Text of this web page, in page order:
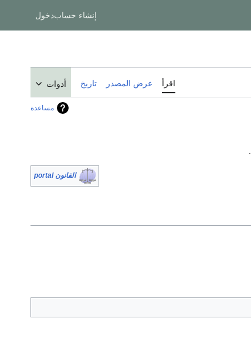
إنشاء حسابدخول
اقرأ عرض المصدر تاريخ أدوات
مساعدة
القانون portal